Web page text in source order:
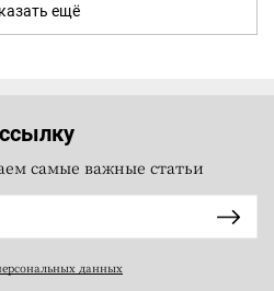
ещё
самые важные статьи
данных